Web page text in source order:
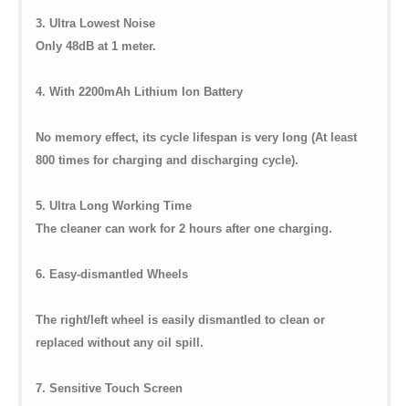
3. Ultra Lowest Noise
Only 48dB at 1 meter.
4. With 2200mAh Lithium Ion Battery
No memory effect, its cycle lifespan is very long (At least
800 times for charging and discharging cycle).
5. Ultra Long Working Time
The cleaner can work for 2 hours after one charging.
6. Easy-dismantled Wheels
The right/left wheel is easily dismantled to clean or
replaced without any oil spill.
7. Sensitive Touch Screen